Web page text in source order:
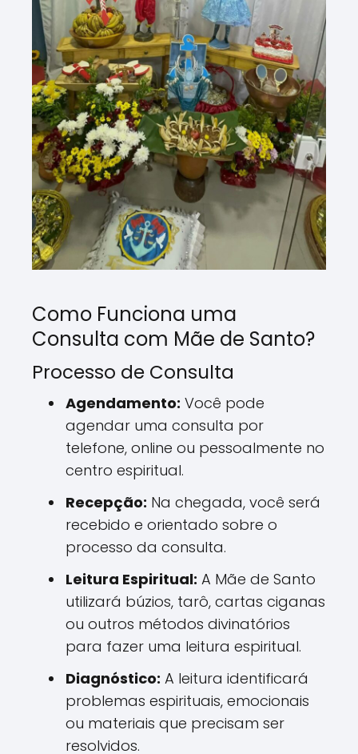
Como Funciona uma
Consulta com Mãe de Santo?
Processo de Consulta
Agendamento: Você pode
agendar uma consulta por
telefone, online ou pessoalmente no
centro espiritual.
Recepção: Na chegada, você será
recebido e orientado sobre o
processo da consulta.
Leitura Espiritual: A Mãe de Santo
utilizará búzios, tarô, cartas ciganas
ou outros métodos divinatórios
para fazer uma leitura espiritual.
Diagnóstico: A leitura identificará
problemas espirituais, emocionais
ou materiais que precisam ser
resolvidos.